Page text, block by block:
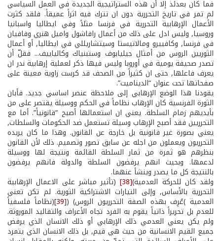
فما كان بعدئذ إلا أن هذه الستراتيجية الجديدة في العمل السياسي
لم تمر في تاريخ التحررية دون ان تترك فيه اثراً عميقاً. فلقد كثرت
الأعمال الإرهابية التحررية في فرنسا مثلاً وفي ايطاليا واسبانيا
وروسيا, وليس ادل على ذلك من أعمال رافاشول واميل هنري وفافيان
في فرنسا, وكافييرو ومالاتيستا وسيتشاريللي في ايطاليا, أو أعمال
الثوريين الروس من أمثال جيليابوف وستبنياك وكالياييف... فقلّ أن
تصدر صحيفة يومية في أوروبا وليس فيها ذكر لعملية إرهابية ندر ان
يعرف فاعلها, حتى ان كثيراً من الصحف قد كرست زاوية معينة على
صفحاتها تحت عنوان “الديناميت”.
يقودنا هذا الوضع الإرهابي إلى ملاحظة عنصر اساسي جديد. فأبان
الثورة الفرنسية كان الإرهاب نظاماً في الحكم ووسيلة يقتصر على من
بأيديهم زمام السلطة. يعني ان استعمالها أصبح “قانونياً”. أما مع
التحرريين فقد أصبح الإرهاب وسيلة تستعمل ضد الحكومات والسلطات,
يعني بصورة غير قانونية بل خارجة عن القانون. وهذا ما كان يريده
التحرريون ويعملون من اجله عن سابق تصور وتصميم. ذلك لأن القانون
بنظرهم هو ثمرة من ثمار السلطة القائمة ونتيجة لها ووسيلة
لدعمها. وبحيث انهم يرفضون السلطة والدولة فانهم يرفضون
بالنتيجة كل ما يصدر وينشأ عنهما.
ولقد كان للحركة العدمية)[38] (تأثير مباشر على الاعمال الإرهابية
التحررية بالأساس, وإلى التيارات الاشتراكية الثورية. لم تكن تعني
العدمية )عُرِف بهذه الصفة التحرريون الروس) ([39] (نظاماً فلسفياً
للعدم بل تحريراً ذاتياً يقوم به الفرد تجاه الأعراف والتقاليد الموروثة.
ولم يكن يعني العدمي ذلك الإرهابي أو ذلك الانسان الذي يرفض
جميع القيم الانسانية من حيث هي قيم, بل ذلك الانسان الذي يتمرد